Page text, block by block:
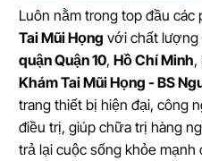
Luôn nằm trong top đầu các
Tai Mũi Họng với chất lượng
quận Quận 10, Hồ Chí Minh,
Khám Tai Mũi Họng - BS
trang thiết bị hiện đại, công
điều trị, giúp chữa trị hàng
trả lại cuộc sống khỏe mạnh